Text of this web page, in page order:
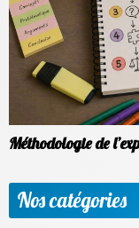
Méthodologie de
Nos catégories